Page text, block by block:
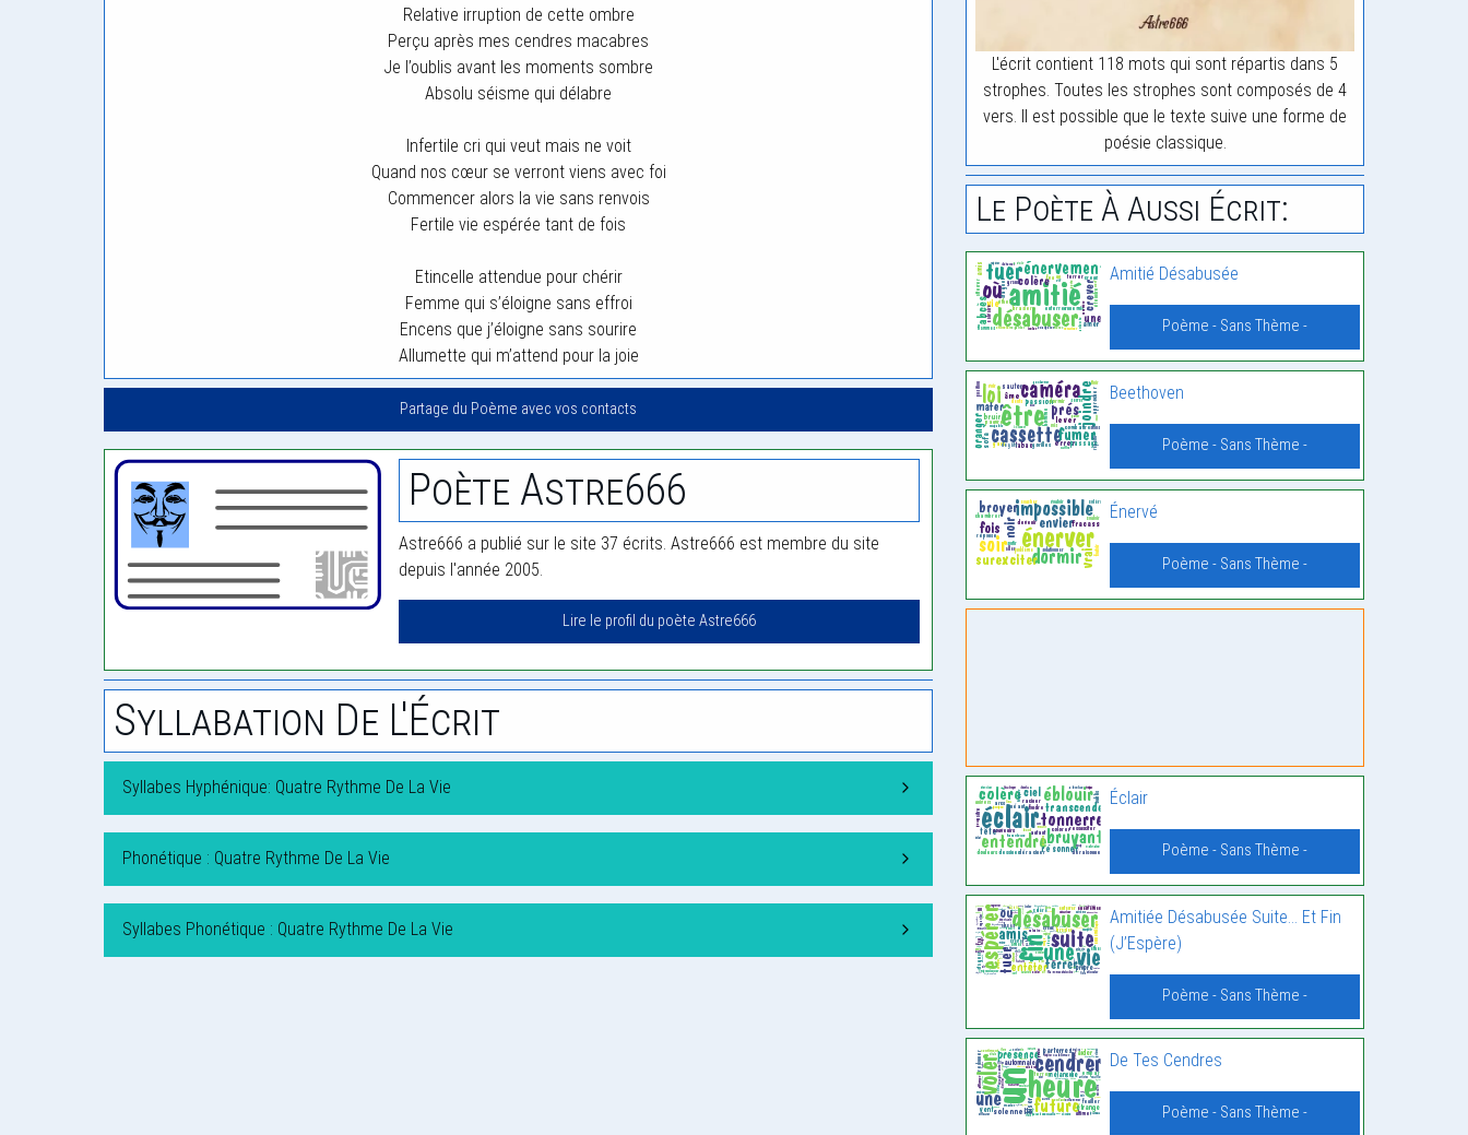
Relative irruption de cette ombre
Perçu après mes cendres macabres
Je l’oublis avant les moments sombre
Absolu séisme qui délabre
Infertile cri qui veut mais ne voit
Quand nos cœur se verront viens avec foi
Commencer alors la vie sans renvois
Fertile vie espérée tant de fois
Etincelle attendue pour chérir
Femme qui s’éloigne sans effroi
Encens que j’éloigne sans sourire
Allumette qui m’attend pour la joie
Partage du Poème avec vos contacts
Poète Astre666
Astre666 a publié sur le site 37 écrits. Astre666 est membre du site
depuis l'année 2005.
Lire le profil du poète Astre666
Syllabation De L'Écrit
Syllabes Hyphénique: Quatre Rythme De La Vie
Phonétique : Quatre Rythme De La Vie
Syllabes Phonétique : Quatre Rythme De La Vie
L'écrit contient 118 mots qui sont répartis dans 5
strophes. Toutes les strophes sont composés de 4
vers. Il est possible que le texte suive une forme de
poésie classique.
Le Poète À Aussi Écrit:
Amitié Désabusée
Poème - Sans Thème -
Beethoven
Poème - Sans Thème -
Énervé
Poème - Sans Thème -
Éclair
Poème - Sans Thème -
Amitiée Désabusée Suite… Et Fin
(J’Espère)
Poème - Sans Thème -
De Tes Cendres
Poème - Sans Thème -